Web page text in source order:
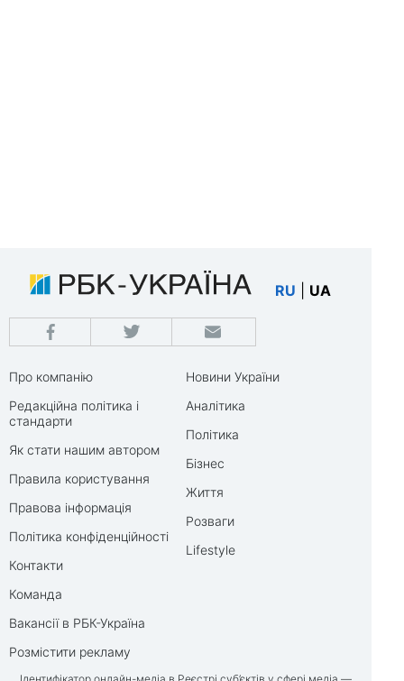
RU UA
Про компанію
Редакційна політика і
стандарти
Як стати нашим автором
Правила користування
Правова інформація
Політика конфіденційності
Контакти
Команда
Вакансії в РБК-Україна
Розмістити рекламу
Новини України
Аналітика
Політика
Бізнес
Життя
Розваги
Lifestyle